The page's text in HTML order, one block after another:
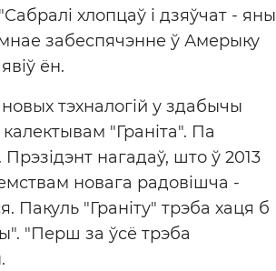
хлопцаў і дзяўчат - яны
забеспячэнне ў Амерыку
ён.
тэхналогій у здабычы
"Граніта". Па
нагадаў, што ў 2013
новага радовішча -
Пакуль "Граніту" трэба хаця б
"Перш за ўсё трэба